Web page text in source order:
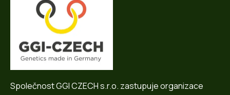
Společnost GGI CZECH s.r.o. zastupuje organizace